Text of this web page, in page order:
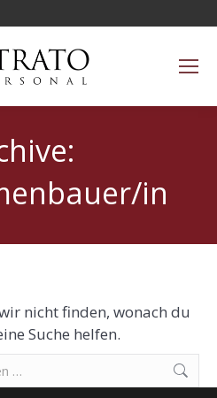
in
nicht finden, wonach du
Suche helfen.